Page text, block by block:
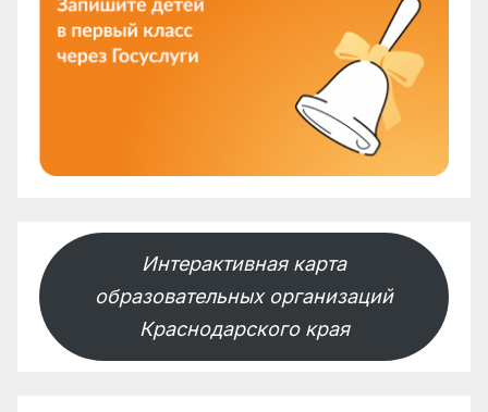
Интерактивная карта
образовательных организаций
Краснодарского края